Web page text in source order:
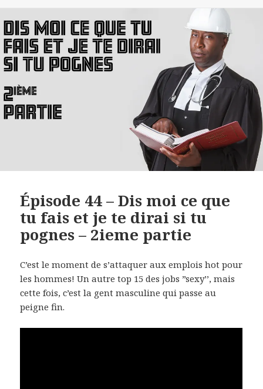
Épisode 44 – Dis moi ce que
tu fais et je te dirai si tu
pognes – 2ieme partie
C’est le moment de s’attaquer aux emplois hot pour
les hommes! Un autre top 15 des jobs ”sexy’’, mais
cette fois, c’est la gent masculine qui passe au
peigne fin.